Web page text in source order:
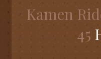
Kamen
45